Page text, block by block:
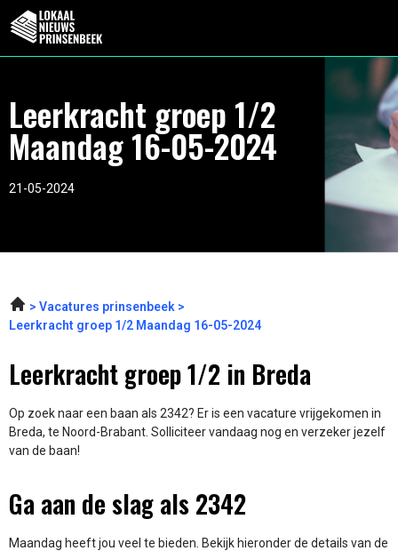
Leerkracht groep 1/2
Maandag 16-05-2024
21-05-2024
Vacatures prinsenbeek
Leerkracht groep 1/2 Maandag 16-05-2024
Leerkracht groep 1/2 in Breda
Op zoek naar een baan als 2342? Er is een vacature vrijgekomen in
Breda, te Noord-Brabant. Solliciteer vandaag nog en verzeker jezelf
van de baan!
Ga aan de slag als 2342
Maandag heeft jou veel te bieden. Bekijk hieronder de details van de